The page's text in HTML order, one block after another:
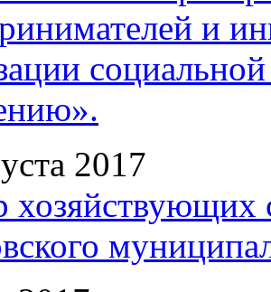
и
2017
хозяйствующих